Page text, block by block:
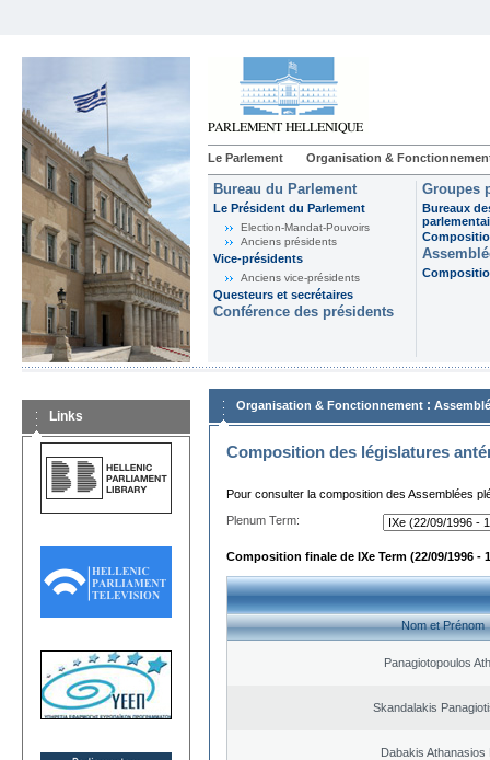
Le Parlement Organisation &
Bureau du Parlement
Le Président du Parlement
Election-Mandat-Pouvoirs
Anciens présidents
Vice-présidents
Anciens vice-présidents
Questeurs et secrétaires
Conférence des présidents
Groupes
Bureaux
Links
Organisation & Fonctionnement :
Composition des législatures
Pour consulter la composition des Assemblées
Plenum Term:
Composition finale de IXe Term (22/09/1996 -
Nom et Prénom
Panagiotopoulos
Skandalakis
Dabakis Athanasios